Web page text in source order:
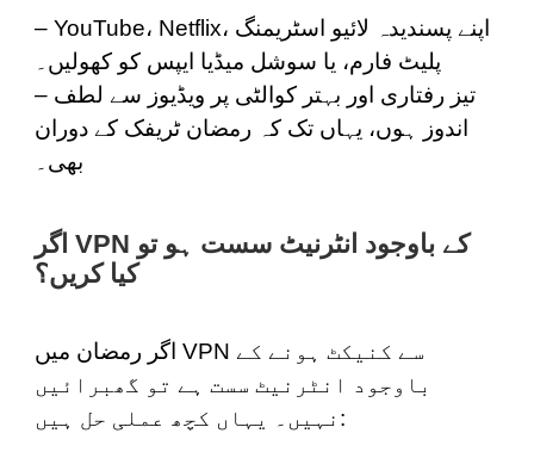
– YouTube، Netflix، اپنے پسندیدہ لائیو اسٹریمنگ
پلیٹ فارم، یا سوشل میڈیا ایپس کو کھولیں۔
– تیز رفتاری اور بہتر کوالٹی پر ویڈیوز سے لطف
اندوز ہوں، یہاں تک کہ رمضان ٹریفک کے دوران
بھی۔
اگر VPN کے باوجود انٹرنیٹ سست ہو تو
کیا کریں؟
اگر رمضان میں VPN سے کنیکٹ ہونے کے
باوجود انٹرنیٹ سست ہے تو گھبرائیں
نہیں۔ یہاں کچھ عملی حل ہیں: